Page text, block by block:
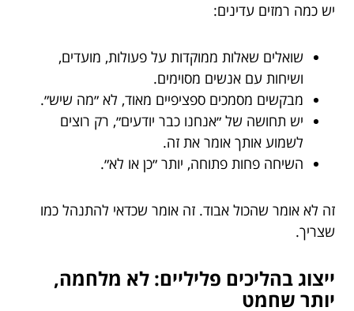
יש כמה רמזים עדינים:
שואלים שאלות ממוקדות על פעולות, מועדים,
ושיחות עם אנשים מסוימים.
מבקשים מסמכים ספציפיים מאוד, לא ״מה שיש״.
יש תחושה של ״אנחנו כבר יודעים״, רק רוצים
לשמוע אותך אומר את זה.
השיחה פחות פתוחה, יותר ״כן או לא״.
זה לא אומר שהכול אבוד. זה אומר שכדאי להתנהל כמו
שצריך.
ייצוג בהליכים פליליים: לא מלחמה,
יותר שחמט